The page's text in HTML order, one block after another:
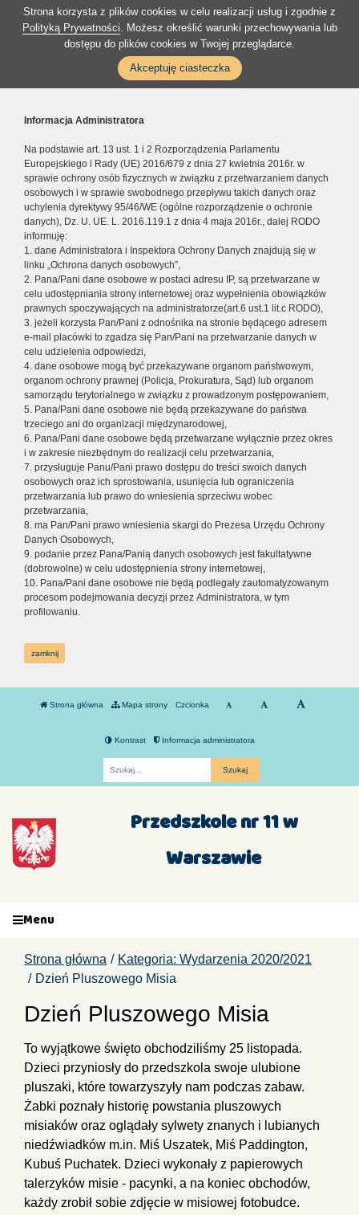
Strona korzysta z plików cookies w celu realizacji usług i zgodnie z
Polityką Prywatności. Możesz określić warunki przechowywania lub
dostępu do plików cookies w Twojej przeglądarce.
Akceptuję ciasteczka
Informacja Administratora
Na podstawie art. 13 ust. 1 i 2 Rozporządzenia Parlamentu
Europejskiego i Rady (UE) 2016/679 z dnia 27 kwietnia 2016r. w
sprawie ochrony osób fizycznych w związku z przetwarzaniem danych
osobowych i w sprawie swobodnego przepływu takich danych oraz
uchylenia dyrektywy 95/46/WE (ogólne rozporządzenie o ochronie
danych), Dz. U. UE. L. 2016.119.1 z dnia 4 maja 2016r., dalej RODO
informuję:
1. dane Administratora i Inspektora Ochrony Danych znajdują się w
linku „Ochrona danych osobowych”,
2. Pana/Pani dane osobowe w postaci adresu IP, są przetwarzane w
celu udostępniania strony internetowej oraz wypełnienia obowiązków
prawnych spoczywających na administratorze(art.6 ust.1 lit.c RODO),
3. jeżeli korzysta Pan/Pani z odnośnika na stronie będącego adresem
e-mail placówki to zgadza się Pan/Pani na przetwarzanie danych w
celu udzielenia odpowiedzi,
4. dane osobowe mogą być przekazywane organom państwowym,
organom ochrony prawnej (Policja, Prokuratura, Sąd) lub organom
samorządu terytorialnego w związku z prowadzonym postępowaniem,
5. Pana/Pani dane osobowe nie będą przekazywane do państwa
trzeciego ani do organizacji międzynarodowej,
6. Pana/Pani dane osobowe będą przetwarzane wyłącznie przez okres
i w zakresie niezbędnym do realizacji celu przetwarzania,
7. przysługuje Panu/Pani prawo dostępu do treści swoich danych
osobowych oraz ich sprostowania, usunięcia lub ograniczenia
przetwarzania lub prawo do wniesienia sprzeciwu wobec
przetwarzania,
8. ma Pan/Pani prawo wniesienia skargi do Prezesa Urzędu Ochrony
Danych Osobowych,
9. podanie przez Pana/Panią danych osobowych jest fakultatywne
(dobrowolne) w celu udostępnienia strony internetowej,
10. Pana/Pani dane osobowe nie będą podlegały zautomatyzowanym
procesom podejmowania decyzji przez Administratora, w tym
profilowaniu.
zamknij
Strona główna Mapa strony Czcionka
Kontrast Informacja administratora
Przedszkole nr 11 w
Warszawie
Menu
Strona główna
Kategoria: Wydarzenia 2020/2021
Dzień Pluszowego Misia
Dzień Pluszowego Misia
To wyjątkowe święto obchodziliśmy 25 listopada.
Dzieci przyniosły do przedszkola swoje ulubione
pluszaki, które towarzyszyły nam podczas zabaw.
Żabki poznały historię powstania pluszowych
misiaków oraz oglądały sylwety znanych i lubianych
niedźwiadków m.in. Miś Uszatek, Miś Paddington,
Kubuś Puchatek. Dzieci wykonały z papierowych
talerzyków misie - pacynki, a na koniec obchodów,
każdy zrobił sobie zdjęcie w misiowej fotobudce.